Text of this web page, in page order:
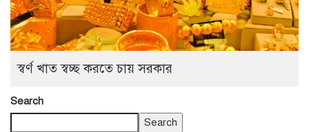
স্বর্ণ খাত স্বচ্ছ করতে চায় সরকার
Search
Search